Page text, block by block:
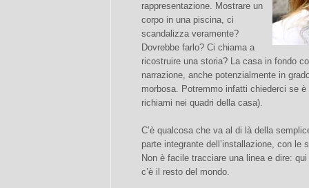
rappresentazione. Mostrare un
corpo in una piscina, ci
scandalizza veramente?
Dovrebbe farlo? Ci chiama a
ricostruire una storia? La casa in fondo
narrazione, anche potenzialmente in
morbosa. Potremmo infatti chiederci se
richiami nei quadri della casa).
C’è qualcosa che va al di là della
parte integrante dell’installazione, con le
Non è facile tracciare una linea e dire:
c’è il resto del mondo.